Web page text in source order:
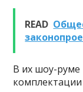
READ
В их шоу-руме